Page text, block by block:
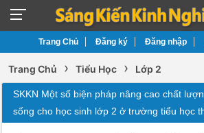
Trang Chủ Đăng ký Đăng nhập
Trang Chủ › Tiểu Học › Lớp 2
SKKN Một số biện pháp nâng cao chất
sống cho học sinh lớp 2 ở trường tiểu học